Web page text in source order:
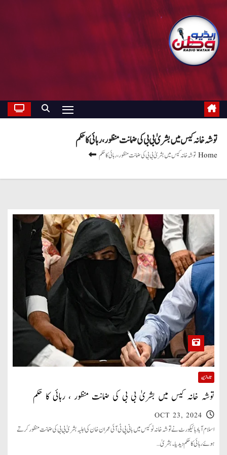
توشہ خانہ کیس میں بشریٰ بی بی کی ضمانت منظور ، رہائی کا حکم
Homeتوشہ خانہ کیس میں بشریٰ بی بی کی ضمانت منظور ، رہائی کا حکم
تازہ ترین
توشہ خانہ کیس میں بشریٰ بی بی کی ضمانت منظور ، رہائی کا حکم
OCT 23, 2024
اسلام آباد ہائیکورٹ نے توشہ خانہ ٹو کیس میں بانی پی ٹی آئی عمران خان کی اہلیہ بشریٰ بی بی کی ضمانت منظور کرتے
ہوئے رہائی کا حکم دیدیا۔ بشریٰ…